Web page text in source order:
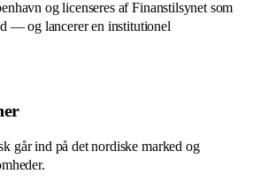
og licenseres af Finanstilsynet som
— og lancerer en institutionel
går ind på det nordiske marked og